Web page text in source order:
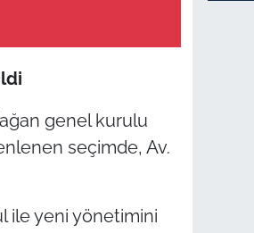
genel kurulu
seçimde, Av.
ile yeni yönetimini